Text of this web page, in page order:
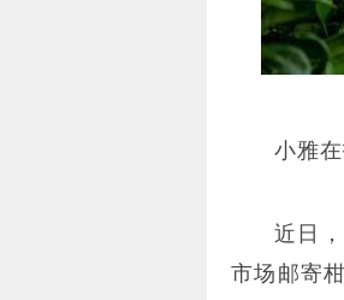
小雅
近日
市场邮寄